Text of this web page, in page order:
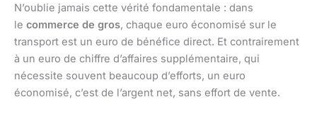
N’oublie jamais cette vérité fondamentale : dans
le commerce de gros, chaque euro économisé sur le
transport est un euro de bénéfice direct. Et contrairement
à un euro de chiffre d’affaires supplémentaire, qui
nécessite souvent beaucoup d’efforts, un euro
économisé, c’est de l’argent net, sans effort de vente.